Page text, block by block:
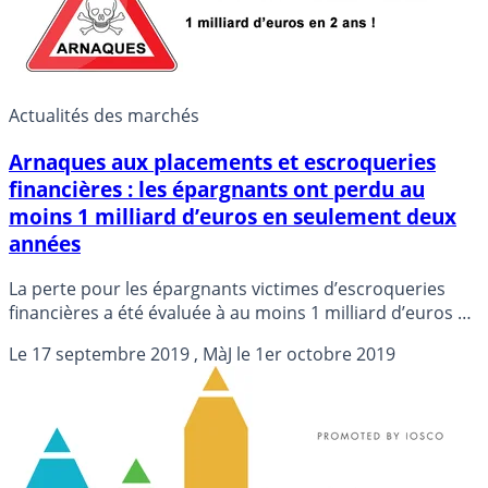
arnaques à la Carte Bancaire, numéros d’appel surtaxés,
les arnaques sont nombreuses.
Actualités des marchés
Arnaques aux placements et escroqueries
financières : les épargnants ont perdu au
moins 1 milliard d’euros en seulement deux
années
La perte pour les épargnants victimes d’escroqueries
financières a été évaluée à au moins 1 milliard d’euros de
Parquet de Paris, et les régulateurs boursier (AMF) et de
la banque assurance (ACPR).
Le 17 septembre 2019, MàJ le 1er octobre 2019